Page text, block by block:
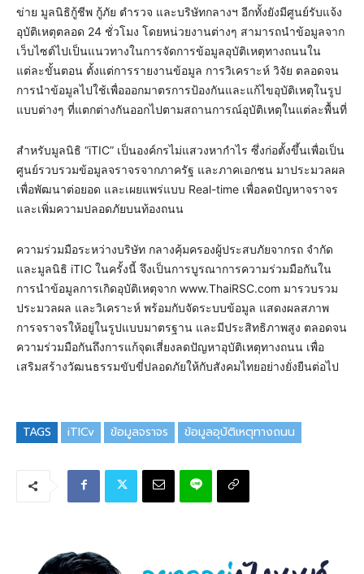
ข่าย มูลนิธิกู้ชีพ กู้ภัย ตำรวจ และบริษัทกลางฯ อีกทั้งยังมีศูนย์รับแจ้ง
อุบัติเหตุตลอด 24 ชั่วโมง โดยหน่วยงานต่างๆ สามารถนำข้อมูลจาก
เว็บไซต์ไปเป็นแนวทางในการจัดการข้อมูลอุบัติเหตุทางถนนใน
แต่ละขั้นตอน ตั้งแต่การรายงานข้อมูล การวิเคราะห์ วิจัย ตลอดจน
การนำข้อมูลไปใช้เพื่อออกมาตรการป้องกันและแก้ไขอุบัติเหตุในรูป
แบบต่างๆ ที่แตกต่างกันออกไปตามสถานการณ์อุบัติเหตุในแต่ละพื้นที่
สำหรับมูลนิธิ “iTIC” เป็นองค์กรไม่แสวงหากำไร ซึ่งก่อตั้งขึ้นเพื่อเป็น
ศูนย์รวบรวมข้อมูลจราจรจากภาครัฐ และภาคเอกชน มาประมวลผล
เพื่อพัฒนาต่อยอด และเผยแพร่แบบ Real-time เพื่อลดปัญหาจราจร
และเพิ่มความปลอดภัยบนท้องถนน
ความร่วมมือระหว่างบริษัท กลางคุ้มครองผู้ประสบภัยจากรถ จำกัด
และมูลนิธิ iTIC ในครั้งนี้ จึงเป็นการบูรณาการความร่วมมือกันใน
การนำข้อมูลการเกิดอุบัติเหตุจาก www.ThaiRSC.com มารวบรวม
ประมวลผล และวิเคราะห์ พร้อมกับจัดระบบข้อมูล แสดงผลสภาพ
การจราจรให้อยู่ในรูปแบบมาตรฐาน และมีประสิทธิภาพสูง ตลอดจน
ความร่วมมือกันถึงการแก้จุดเสี่ยงลดปัญหาอุบัติเหตุทางถนน เพื่อ
เสริมสร้างวัฒนธรรมขับขี่ปลอดภัยให้กับสังคมไทยอย่างยั่งยืนต่อไป
TAGS iTICv ข้อมูลจราจร ข้อมูลอุบัติเหตุทางถนน